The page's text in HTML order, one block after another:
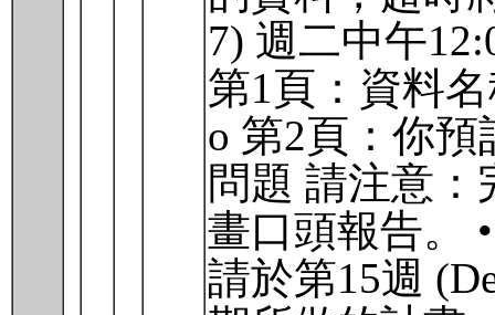
7) 週二中午
第1頁：資料
o 第2頁：你
問題 請注意
畫口頭報告。
請於第15週